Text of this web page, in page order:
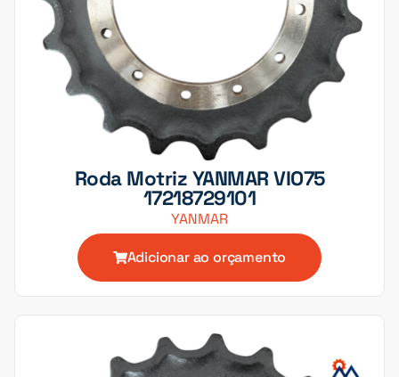
Roda Motriz YANMAR VIO75
17218729101
YANMAR
Adicionar ao orçamento